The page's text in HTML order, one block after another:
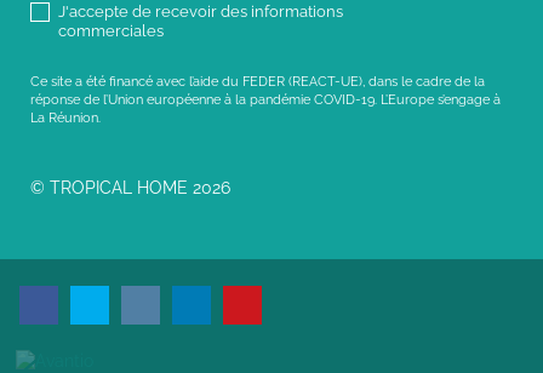
J'accepte de recevoir des informations
commerciales
Ce site a été financé avec l’aide du FEDER (REACT-UE), dans le cadre de la
réponse de l’Union européenne à la pandémie COVID-19. L’Europe s’engage à
La Réunion.
© TROPICAL HOME 2026